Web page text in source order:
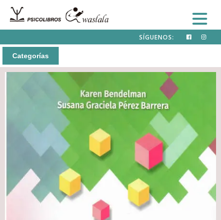
SÍGUENOS:
Categorías